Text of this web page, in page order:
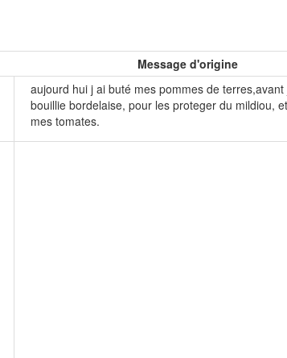
Message d'origine
aujourd hui j ai buté mes pommes de
bouillie bordelaise, pour les proteger du mildiou,
mes tomates.